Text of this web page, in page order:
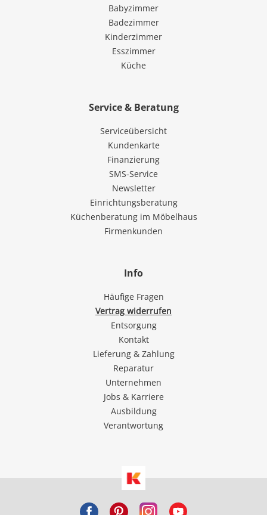
Babyzimmer
Badezimmer
Kinderzimmer
Esszimmer
Küche
Service & Beratung
Serviceübersicht
Kundenkarte
Finanzierung
SMS-Service
Newsletter
Einrichtungsberatung
Küchenberatung im Möbelhaus
Firmenkunden
Info
Häufige Fragen
Vertrag widerrufen
Entsorgung
Kontakt
Lieferung & Zahlung
Reparatur
Unternehmen
Jobs & Karriere
Ausbildung
Verantwortung